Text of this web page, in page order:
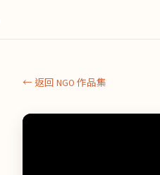
← 返回 NGO 作品集